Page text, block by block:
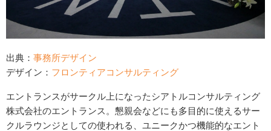
出典： 事務所デザイン
デザイン： フロンティアコンサルティング
エントランスがサークル上になったシアトルコンサルティング
株式会社のエントランス。懇親会などにも多目的に使えるサー
クルラウンジとしての使われる、ユニークかつ機能的なエント